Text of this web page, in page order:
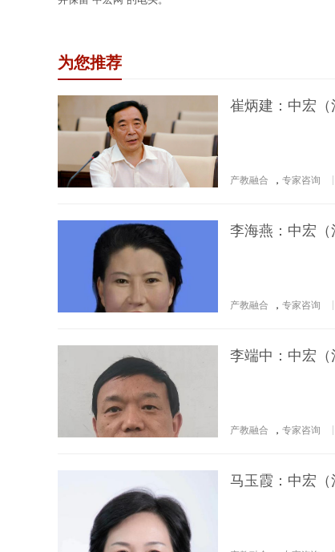
为您推荐
崔炳建：中宏
产教融合 ， 专家咨询
李海燕：中宏
产教融合 ， 专家咨询
李端中：中宏
产教融合 ， 专家咨询
马玉霞：中宏